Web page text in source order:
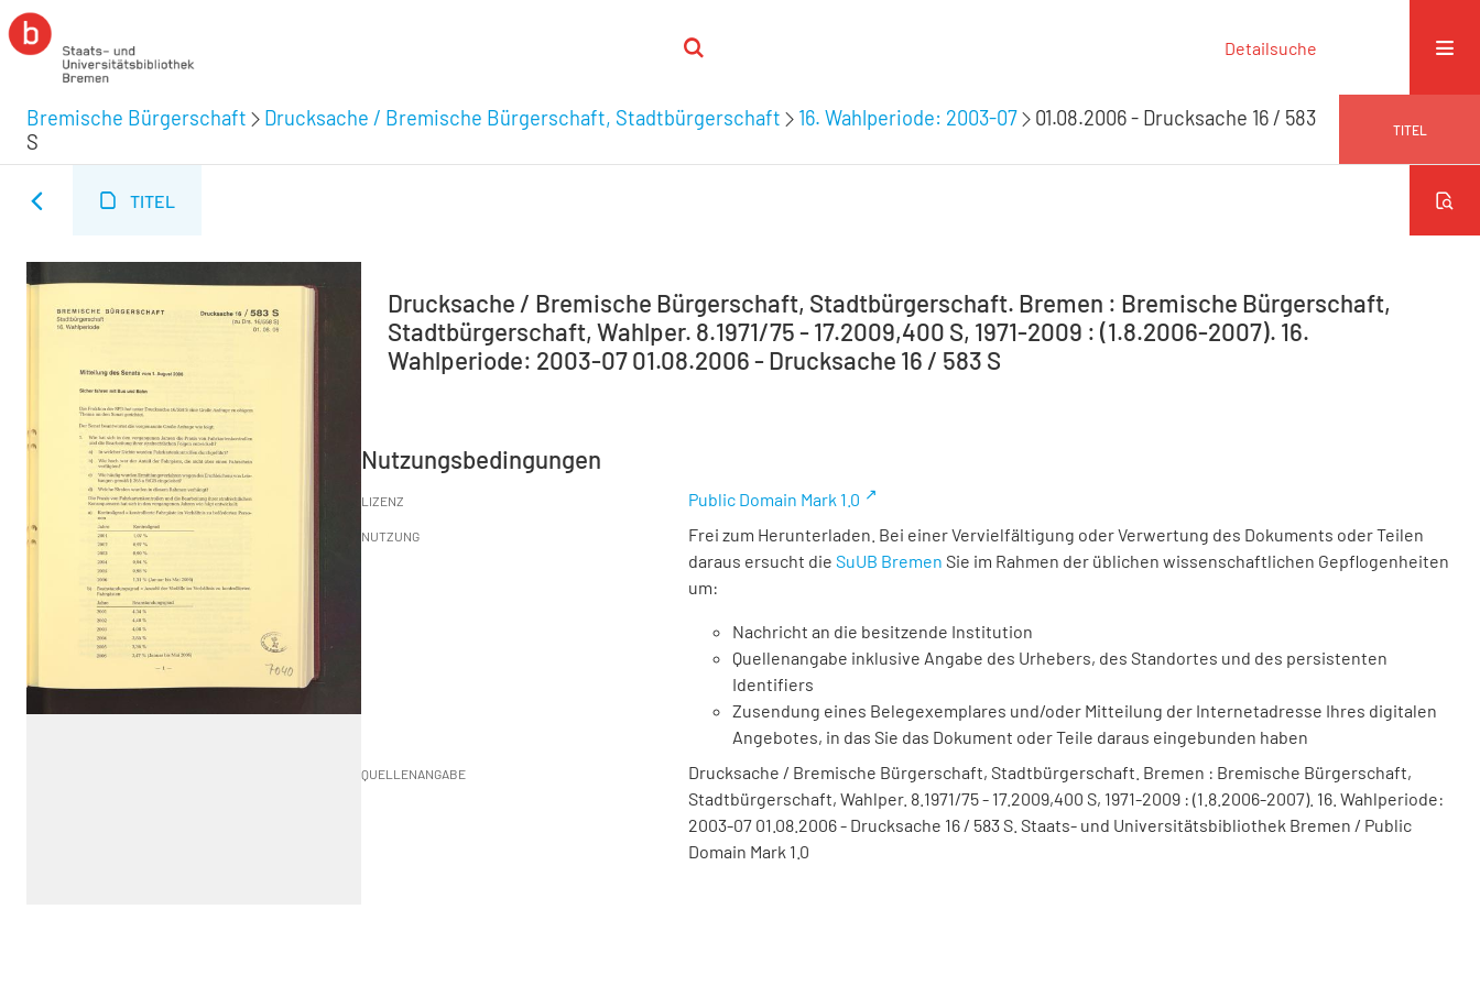
Detailsuche
Bremische Bürgerschaft Drucksache / Bremische Bürgerschaft, Stadtbürgerschaft 16. Wahlperiode: 2003-07
01.08.2006 - Drucksache 16 / 583
S
TITEL
TITEL
Drucksache / Bremische Bürgerschaft, Stadtbürgerschaft. Bremen : Bremische Bürgerschaft,
Stadtbürgerschaft, Wahlper. 8.1971/75 - 17.2009,400 S, 1971-2009 : (1.8.2006-2007). 16.
Wahlperiode: 2003-07 01.08.2006 - Drucksache 16 / 583 S
Nutzungsbedingungen
LIZENZ Public Domain Mark 1.0
NUTZUNG
Frei zum Herunterladen. Bei einer Vervielfältigung oder Verwertung des Dokuments oder Teilen
daraus ersucht die SuUB Bremen Sie im Rahmen der üblichen wissenschaftlichen Gepflogenheiten
um:
Nachricht an die besitzende Institution
Quellenangabe inklusive Angabe des Urhebers, des Standortes und des persistenten
Identifiers
Zusendung eines Belegexemplares und/oder Mitteilung der Internetadresse Ihres digitalen
Angebotes, in das Sie das Dokument oder Teile daraus eingebunden haben
QUELLENANGABE
Drucksache / Bremische Bürgerschaft, Stadtbürgerschaft. Bremen : Bremische Bürgerschaft,
Stadtbürgerschaft, Wahlper. 8.1971/75 - 17.2009,400 S, 1971-2009 : (1.8.2006-2007). 16. Wahlperiode:
2003-07 01.08.2006 - Drucksache 16 / 583 S. Staats- und Universitätsbibliothek Bremen / Public
Domain Mark 1.0